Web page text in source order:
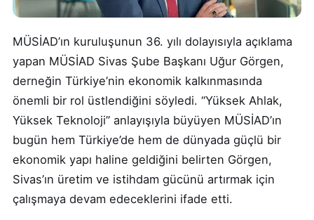
MÜSİAD’ın kuruluşunun 36. yılı dolayısıyla açıklama
yapan MÜSİAD Sivas Şube Başkanı Uğur Görgen,
derneğin Türkiye’nin ekonomik kalkınmasında
önemli bir rol üstlendiğini söyledi. “Yüksek Ahlak,
Yüksek Teknoloji” anlayışıyla büyüyen MÜSİAD’ın
bugün hem Türkiye’de hem de dünyada güçlü bir
ekonomik yapı haline geldiğini belirten Görgen,
Sivas’ın üretim ve istihdam gücünü artırmak için
çalışmaya devam edeceklerini ifade etti.